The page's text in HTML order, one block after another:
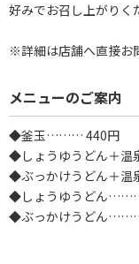
好みでお召し上がりく
※詳細は店舗へ直接お
メニューのご案内
◆釜玉……… 440円
◆しょうゆうどん＋
◆ぶっかけうどん＋
◆しょうゆうどん
◆ぶっかけうどん